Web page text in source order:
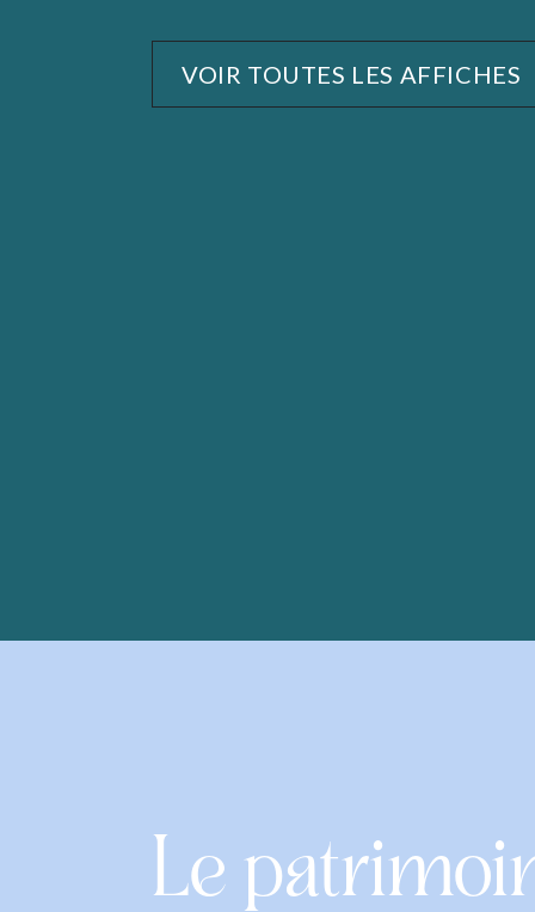
VOIR TOUTES LES AFFICHES
Le